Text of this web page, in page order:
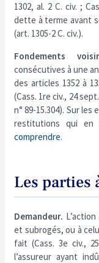
1302, al. 2 C. civ. ;
dette à terme avant
(art. 1305-2 C. civ.).
Fondements
consécutives à une
des articles 1352 à
(Cass. 1re civ., 24
n° 89-15.304). Sur
restitutions qui en
comprendre.
Les parties
Demandeur.
et subrogés, ou à
fait (Cass. 3e civ.,
l’assureur ayant